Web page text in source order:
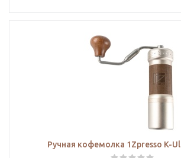
Ручная кофемолка 1Zpresso K-